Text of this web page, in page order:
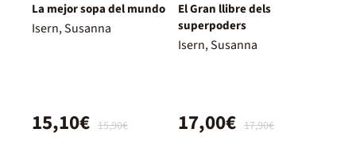
La mejor sopa del mundo
Isern, Susanna
15,90€
15,10€
El Gran llibre dels
superpoders
Isern, Susanna
17,90€
17,00€